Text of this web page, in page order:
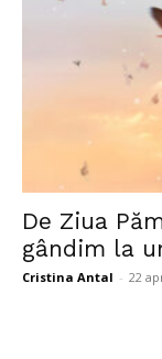
De Ziua
gândim la
Cristina Antal - 22